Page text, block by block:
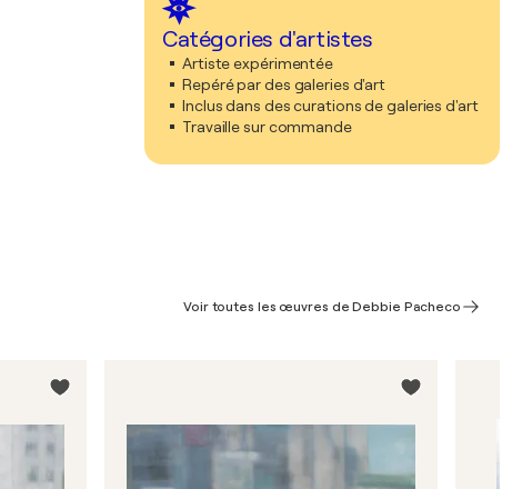
Catégories d'artistes
Artiste expérimentée
Repéré par des galeries d'art
Inclus dans des curations de galeries d'art
Travaille sur commande
Voir toutes les œuvres de Debbie Pacheco